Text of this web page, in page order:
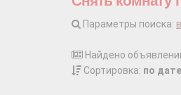
Параметры поиска:
Найдено
Сортировка: по